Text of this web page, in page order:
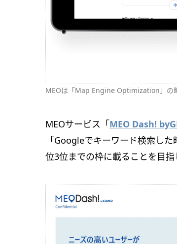
MEOは「Map Engine Optimization」の
MEOサービス「MEO Dash!
「Googleでキーワード検索し
位3位までの枠に載ることを目指